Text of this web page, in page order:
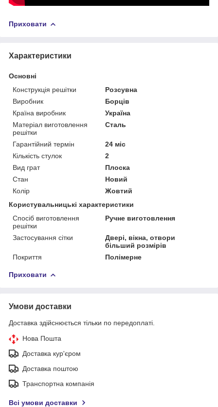
Приховати
Характеристики
Основні
Конструкція решітки
Розсувна
Виробник
Борців
Країна виробник
Україна
Матеріал виготовлення
решітки
Сталь
Гарантійний термін
24 міс
Кількість стулок
2
Вид грат
Плоска
Стан
Новий
Колір
Жовтий
Користувальницькі характеристики
Спосіб виготовлення
решітки
Ручне виготовлення
Застосування сітки
Двері, вікна, отвори
більший розмірів
Покриття
Полімерне
Приховати
Умови доставки
Доставка здійснюється тільки по передоплаті.
Нова Пошта
Доставка кур'єром
Доставка поштою
Транспортна компанія
Всі умови доставки